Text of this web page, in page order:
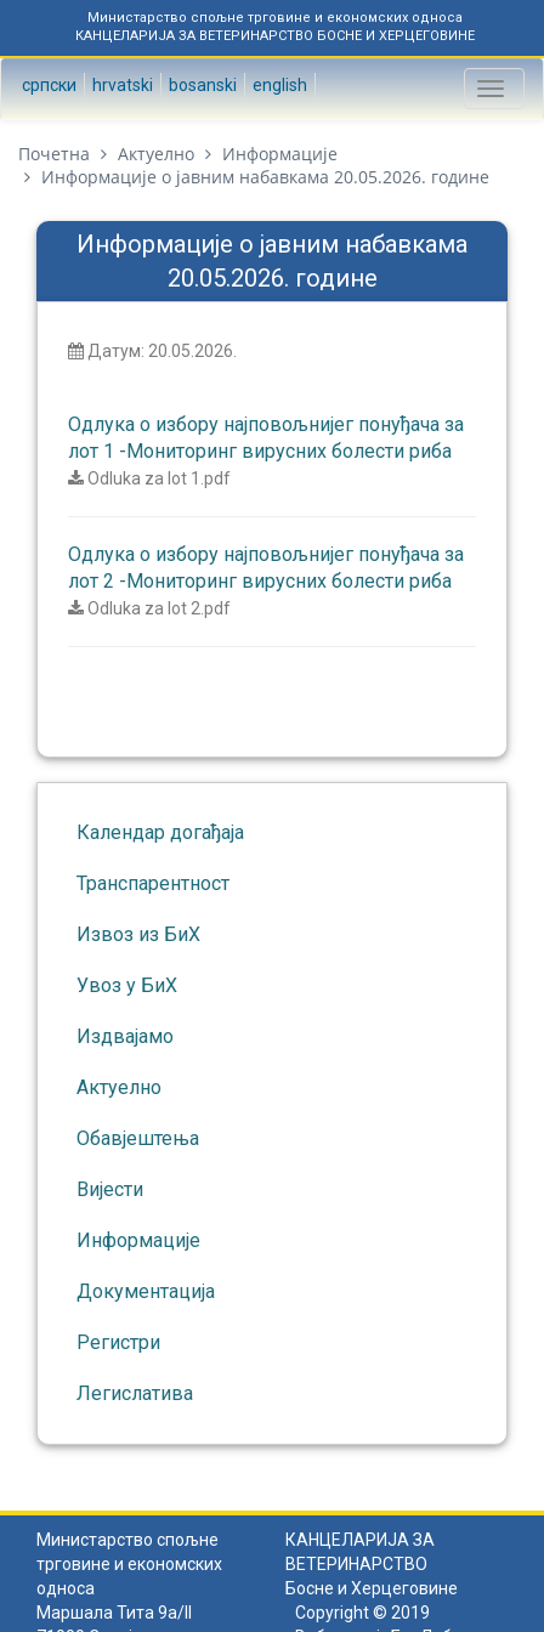
Министарство спољне трговине и економских односа
КАНЦЕЛАРИЈА ЗА ВЕТЕРИНАРСТВО БОСНЕ И ХЕРЦЕГОВИНЕ
српски hrvatski bosanski english
Toggle
Почетна Актуелно
Информације
Информације о јавним набавкама 20.05.2026. године
Информације о јавним набавкама
20.05.2026. године
Датум: 20.05.2026.
Одлука о избору најповољнијег понуђача за
лот 1 -Мониторинг вирусних болести риба
Odluka za lot 1.pdf
Одлука о избору најповољнијег понуђача за
лот 2 -Мониторинг вирусних болести риба
Odluka za lot 2.pdf
Календар догађаја
Транспарентност
Извоз из БиХ
Увоз у БиХ
Издвајамо
Актуелно
Обавјештења
Вијести
Информације
Документација
Регистри
Легислатива
Министарство спољне
трговине и економских
односа
КАНЦЕЛАРИЈА ЗА
ВЕТЕРИНАРСТВО
Босне и Херцеговине
Маршала Тита 9а/II
Copyright © 2019